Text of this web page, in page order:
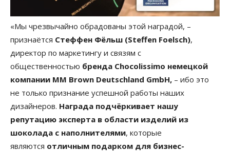
«Мы чрезвычайно обрадованы этой наградой, –
признаётся Стеффен Фёльш (Steffen Foelsch),
директор по маркетингу и связям с
общественностью бренда Chocolissimo немецкой
компании MM Brown Deutschland GmbH, – ибо это
не только признание успешной работы наших
дизайнеров. Награда подчёркивает нашу
репутацию эксперта в области изделий из
шоколада с наполнителями, которые
являются отличным подарком для бизнес-